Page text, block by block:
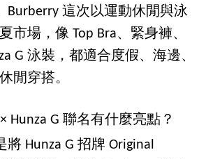
Burberry 這次以運動休閒與泳
市場，像 Top Bra、緊身褲、
G 泳裝，都適合度假、海邊、
閒穿搭。
Hunza G 聯名有什麼亮點？
Hunza G 招牌 Original